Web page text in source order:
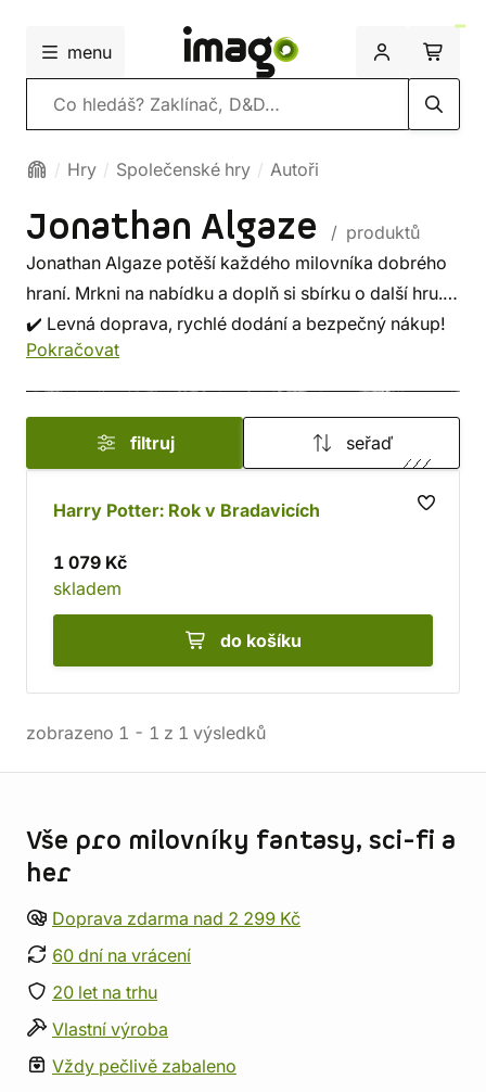
menu
Vyhledávání
Hry Společenské hry Autoři
Jonathan Algaze
/ produktů
Jonathan Algaze potěší každého milovníka dobrého
hraní. Mrkni na nabídku a doplň si sbírku o další hru.
✔️ Levná doprava, rychlé dodání a bezpečný nákup!
Pokračovat
filtruj seřaď
Harry Potter: Rok v Bradavicích
1 079 Kč
skladem
do košíku
zobrazeno 1 - 1 z 1 výsledků
Vše pro milovníky fantasy, sci-fi a
her
Doprava zdarma nad 2 299 Kč
60 dní na vrácení
20 let na trhu
Vlastní výroba
Vždy pečlivě zabaleno